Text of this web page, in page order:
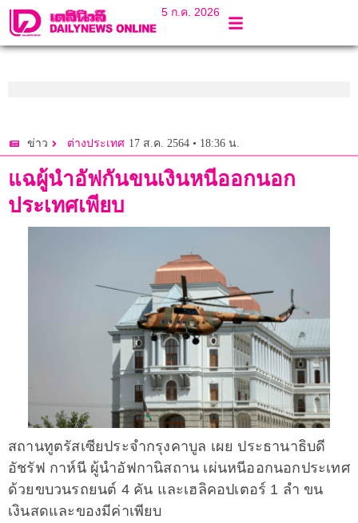
5 ก.ค. 2026
ข่าว ต่างประเทศ 17 ส.ค. 2564 • 18:36 น.
แฉผู้นำอัฟกันขนเงินหนีออกนอก
ประเทศเพียบ
สถานทูตรัสเซียประจำกรุงคาบูล เผย ประธานาธิบดี
อัชรัฟ กาห์นี ผู้นำอัฟกานิสถาน เผ่นหนีออกนอกประเทศ
ด้วยขบวนรถยนต์ 4 คัน และเฮลิคอปเตอร์ 1 ลำ ขน
เงินสดและของมีค่าเพียบ